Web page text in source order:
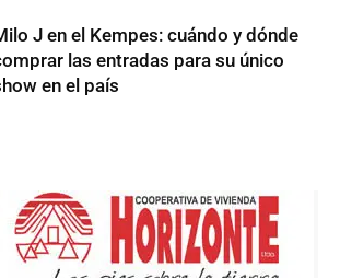
J en el Kempes: cuándo y dónde
las entradas para su único
en el país